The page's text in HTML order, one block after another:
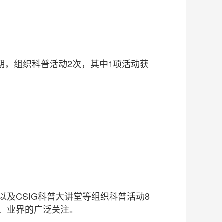
组织科普活动2次，其中1项活动获
及CSIG科普大讲堂等组织科普活动8
界的广泛关注。